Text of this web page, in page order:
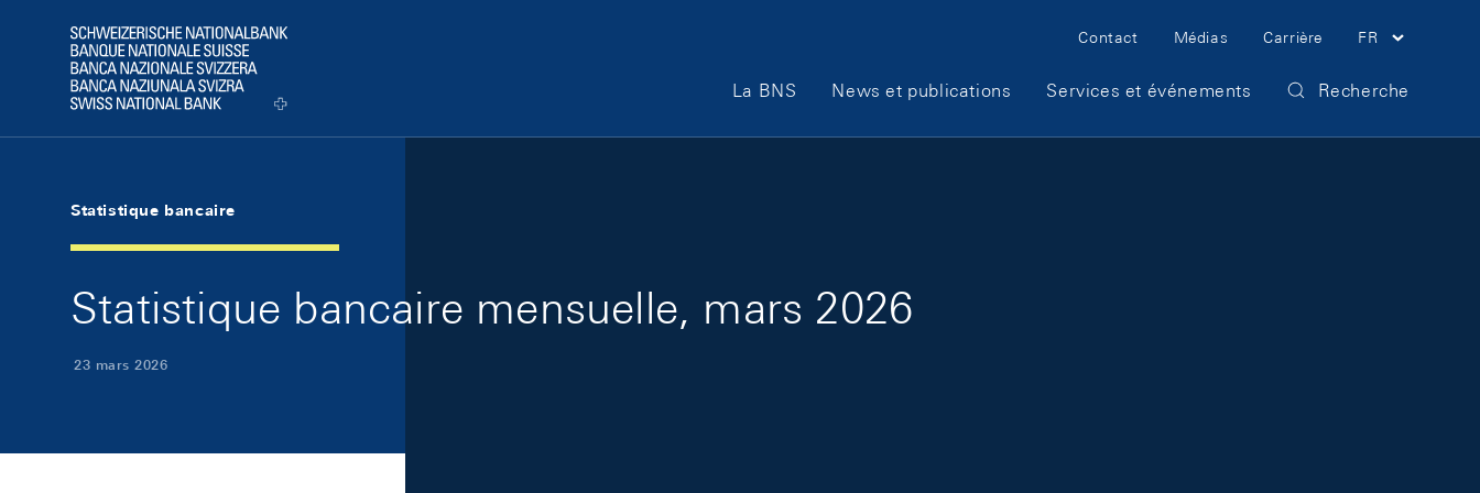
Logo
Meta Navigation
Contact Médias Carrière FR
Main Navigation
La BNS News et publications Services et événements Recherche
Statistique bancaire
Statistique bancaire mensuelle, mars 2026
23 mars 2026